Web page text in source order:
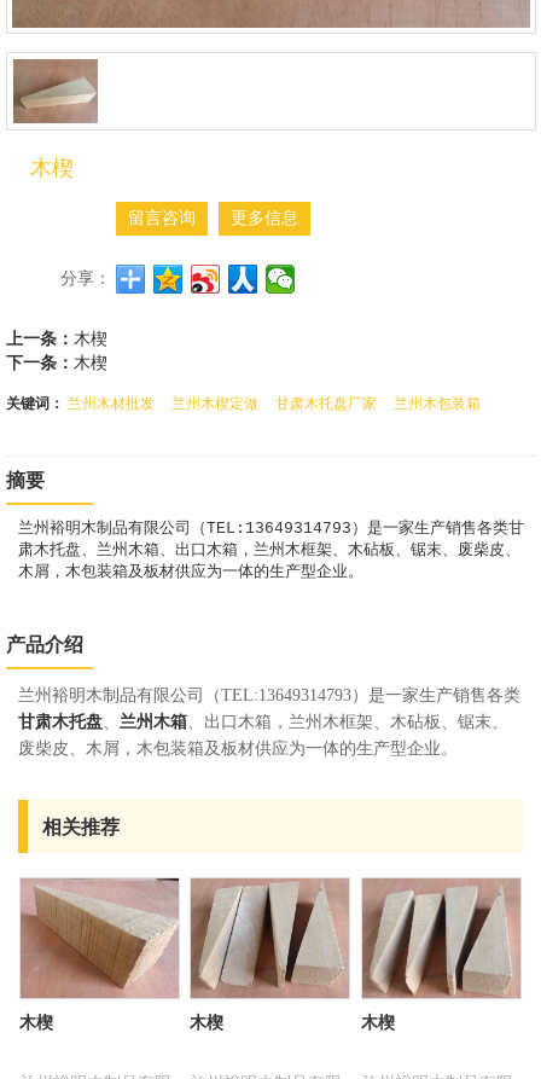
木楔
留言咨询 更多信息
分享：
上一条： 木楔
下一条： 木楔
关键词： 兰州木材批发 兰州木楔定做 甘肃木托盘厂家 兰州木包装箱
摘要
兰州裕明木制品有限公司（TEL:13649314793）是一家生产销售各类甘
肃木托盘、兰州木箱、出口木箱，兰州木框架、木砧板、锯末、废柴皮、
木屑，木包装箱及板材供应为一体的生产型企业。
产品介绍
兰州裕明木制品有限公司（TEL:13649314793）是一家生产销售各类
甘肃木托盘、 兰州木箱、出口木箱，兰州木框架、木砧板、锯末、
废柴皮、木屑，木包装箱及板材供应为一体的生产型企业。
相关推荐
木楔 木楔 木楔